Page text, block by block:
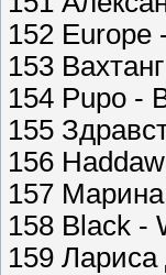
152 Europe
153
154 Pupo -
155
156
157
158 Black -
159